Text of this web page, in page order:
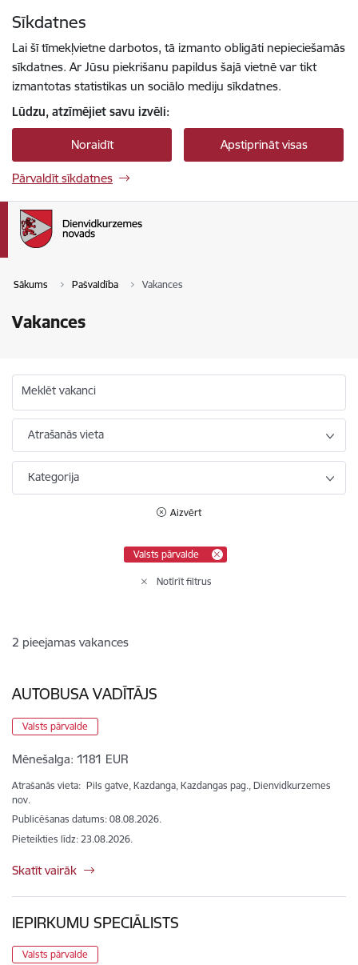
Sīkdatnes
Lai šī tīmekļvietne darbotos, tā izmanto obligāti nepieciešamās
sīkdatnes. Ar Jūsu piekrišanu papildus šajā vietnē var tikt
izmantotas statistikas un sociālo mediju sīkdatnes.
Lūdzu, atzīmējiet savu izvēli:
Noraidīt Apstiprināt visas
Pārvaldīt sīkdatnes
Sākums Pašvaldība Vakances
Vakances
Meklēt vakanci
Atrašanās vieta
Kategorija
Aizvērt
Valsts pārvalde
Notīrīt filtrus
2 pieejamas vakances
AUTOBUSA VADĪTĀJS
Valsts pārvalde
Mēnešalga: 1181 EUR
Atrašanās vieta: Pils gatve, Kazdanga, Kazdangas pag., Dienvidkurzemes
nov.
Publicēšanas datums: 08.08.2026.
Pieteikties līdz: 23.08.2026.
Skatīt vairāk
IEPIRKUMU SPECIĀLISTS
Valsts pārvalde